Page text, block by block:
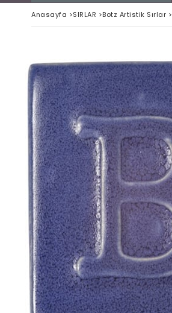
Anasayfa >SIRLAR >Botz Artistik Sırlar >